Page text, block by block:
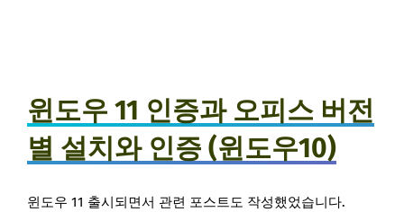
윈도우 11 인증과 오피스 버전
별 설치와 인증 (윈도우10)
윈도우 11 출시되면서 관련 포스트도 작성했었습니다.